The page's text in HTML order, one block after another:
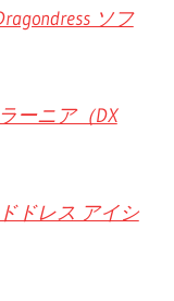
ソフ
ーニア（DX
ドレス アイシ